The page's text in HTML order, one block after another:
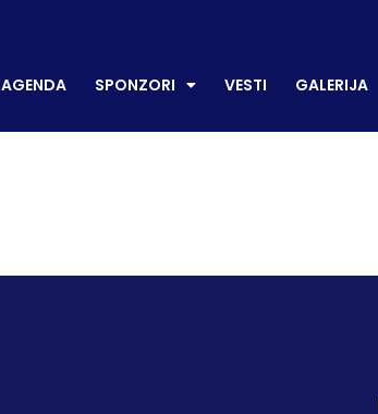
AGENDA SPONZORI VESTI GALERIJA